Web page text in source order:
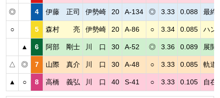
◎ 4 伊藤 正司 伊勢崎 20 A-134 ◎ 3.33 0.088 最終
○ 5 森村 亮 伊勢崎 20 A-86 ○ 3.34 0.085 ハン
▲ 6 阿部 剛士 川 口 30 A-52 ◎ 3.36 0.089 展開
△ ◎ 7 山際 真介 川 口 30 A-48 ○ 3.33 0.085 軌道
▲ ○ 8 高橋 義弘 川 口 40 S-41 ○ 3.33 0.105 自在